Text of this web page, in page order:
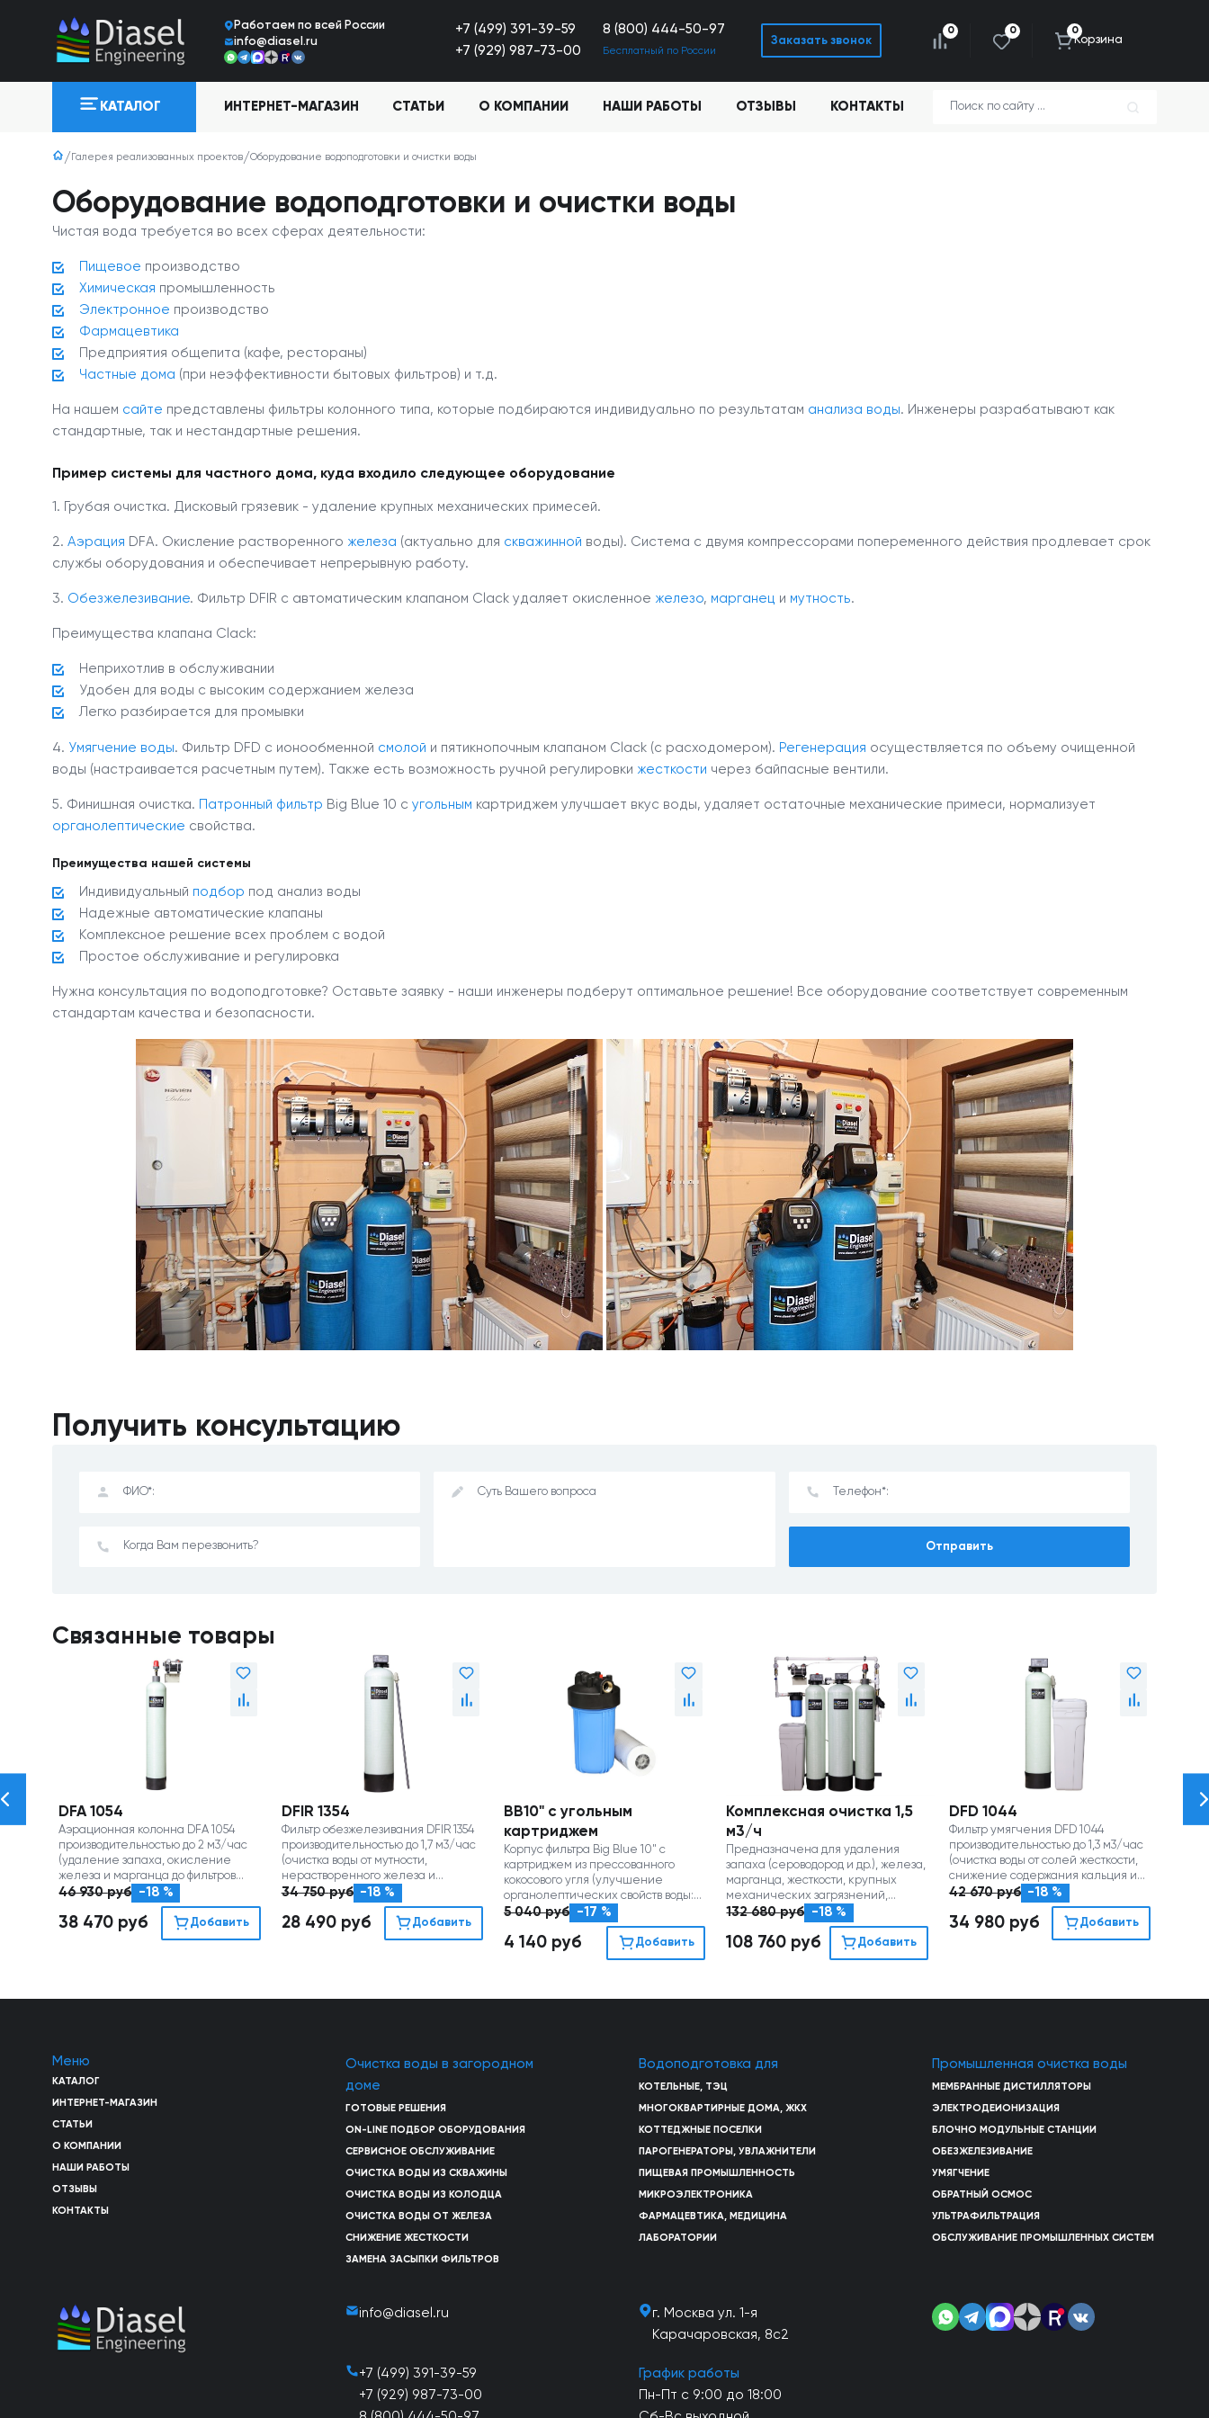
Работаем по всей Росcии
info@diasel.ru
+7 (499) 391-39-59
8 (800) 444-50-97
+7 (929) 987-73-00
Бесплатный по России
Заказать звонок
0 0
Корзина
0
КАТАЛОГ ИНТЕРНЕТ-МАГАЗИН СТАТЬИ О КОМПАНИИ НАШИ РАБОТЫ ОТЗЫВЫ КОНТАКТЫ
Галерея реализованных проектов Оборудование водоподготовки и очистки воды
Оборудование водоподготовки и очистки воды
Чистая вода требуется во всех сферах деятельности:
Пищевое производство
Химическая промышленность
Электронное производство
Фармацевтика
Предприятия общепита (кафе, рестораны)
Частные дома (при неэффективности бытовых фильтров) и т.д.
На нашем сайте представлены фильтры колонного типа, которые подбираются индивидуально по результатам анализа воды. Инженеры разрабатывают как
стандартные, так и нестандартные решения.
Пример системы для частного дома, куда входило следующее оборудование
1. Грубая очистка. Дисковый грязевик - удаление крупных механических примесей.
2. Аэрация DFA. Окисление растворенного железа (актуально для скважинной воды). Система с двумя компрессорами попеременного действия продлевает срок
службы оборудования и обеспечивает непрерывную работу.
3. Обезжелезивание. Фильтр DFIR с автоматическим клапаном Clack удаляет окисленное железо, марганец и мутность.
Преимущества клапана Clack:
Неприхотлив в обслуживании
Удобен для воды с высоким содержанием железа
Легко разбирается для промывки
4. Умягчение воды. Фильтр DFD с ионообменной смолой и пятикнопочным клапаном Clack (с расходомером). Регенерация осуществляется по объему очищенной
воды (настраивается расчетным путем). Также есть возможность ручной регулировки жесткости через байпасные вентили.
5. Финишная очистка. Патронный фильтр Big Blue 10 с угольным картриджем улучшает вкус воды, удаляет остаточные механические примеси, нормализует
органолептические свойства.
Преимущества нашей системы
Индивидуальный подбор под анализ воды
Надежные автоматические клапаны
Комплексное решение всех проблем с водой
Простое обслуживание и регулировка
Нужна консультация по водоподготовке? Оставьте заявку - наши инженеры подберут оптимальное решение! Все оборудование соответствует современным
стандартам качества и безопасности.
Получить консультацию
Отправить
Связанные товары
DFA 1054
Аэрационная колонна DFA 1054
производительностью до 2 м3/час
(удаление запаха, окисление
железа и марганца до фильтров
обезжелезивания)
46 930руб -18 %
38 470 руб Добавить
DFIR 1354
Фильтр обезжелезивания DFIR 1354
производительностью до 1,7 м3/час
(очистка воды от мутности,
нерастворенного железа и
марганца)
34 750руб -18 %
28 490 руб Добавить
BB10" с угольным
картриджем
Корпус фильтра Big Blue 10" с
картриджем из прессованного
кокосового угля (улучшение
органолептических свойств воды:
прикус, цветность, запах)
5 040руб -17 %
4 140 руб Добавить
Комплексная очистка 1,5
м3/ч
Предназначена для удаления
запаха (сероводород и др.), железа,
марганца, жесткости, крупных
механических загрязнений,
улучшение вкуса.
132 680руб -18 %
108 760 руб Добавить
DFD 1044
Фильтр умягчения DFD 1044
производительностью до 1,3 м3/час
(очистка воды от солей жесткости,
снижение содержания кальция и
магния)
42 670руб -18 %
34 980 руб Добавить
Меню
КАТАЛОГ
ИНТЕРНЕТ-МАГАЗИН
СТАТЬИ
О КОМПАНИИ
НАШИ РАБОТЫ
ОТЗЫВЫ
КОНТАКТЫ
Очистка воды в загородном
доме
ГОТОВЫЕ РЕШЕНИЯ
ON-LINE ПОДБОР ОБОРУДОВАНИЯ
СЕРВИСНОЕ ОБСЛУЖИВАНИЕ
ОЧИСТКА ВОДЫ ИЗ СКВАЖИНЫ
ОЧИСТКА ВОДЫ ИЗ КОЛОДЦА
ОЧИСТКА ВОДЫ ОТ ЖЕЛЕЗА
СНИЖЕНИЕ ЖЕСТКОСТИ
ЗАМЕНА ЗАСЫПКИ ФИЛЬТРОВ
Водоподготовка для
КОТЕЛЬНЫЕ, ТЭЦ
МНОГОКВАРТИРНЫЕ ДОМА, ЖКХ
КОТТЕДЖНЫЕ ПОСЕЛКИ
ПАРОГЕНЕРАТОРЫ, УВЛАЖНИТЕЛИ
ПИЩЕВАЯ ПРОМЫШЛЕННОСТЬ
МИКРОЭЛЕКТРОНИКА
ФАРМАЦЕВТИКА, МЕДИЦИНА
ЛАБОРАТОРИИ
Промышленная очистка воды
МЕМБРАННЫЕ ДИСТИЛЛЯТОРЫ
ЭЛЕКТРОДЕИОНИЗАЦИЯ
БЛОЧНО МОДУЛЬНЫЕ СТАНЦИИ
ОБЕЗЖЕЛЕЗИВАНИЕ
УМЯГЧЕНИЕ
ОБРАТНЫЙ ОСМОС
УЛЬТРАФИЛЬТРАЦИЯ
ОБСЛУЖИВАНИЕ ПРОМЫШЛЕННЫХ СИСТЕМ
info@diasel.ru
г. Москва ул. 1-я
Карачаровская, 8с2
+7 (499) 391-39-59
+7 (929) 987-73-00
График работы
Пн-Пт с 9:00 до 18:00